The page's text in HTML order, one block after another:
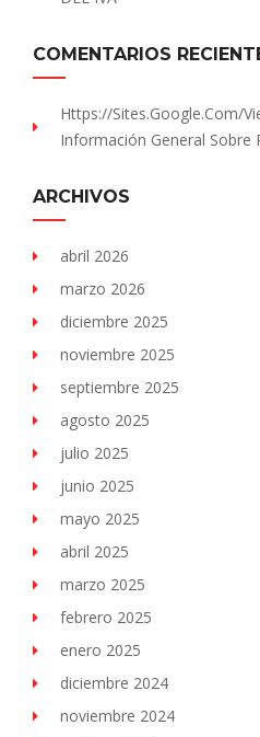
COMENTARIOS
Https://sites.Google.com/
Información General Sobre
ARCHIVOS
abril 2026
marzo 2026
diciembre 2025
noviembre 2025
septiembre 2025
agosto 2025
julio 2025
junio 2025
mayo 2025
abril 2025
marzo 2025
febrero 2025
enero 2025
diciembre 2024
noviembre 2024